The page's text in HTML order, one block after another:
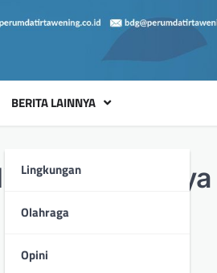
BERITA LAINNYA
Lingkungan
Olahraga
Opini